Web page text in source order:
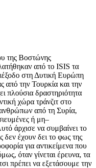
της Βοστώνης
από το ISIS τα
στη Δυτική Ευρώπη
από την Τουρκία και την
πλούσια δραστηριότητα
χώρα τράνζιτ στο
από τη Συρία,
ή μη–
άρχισε να συμβαίνει το
δεν έχουν δει το φως της
για αντικείμενα που
όταν γίνεται έρευνα, τα
πρέπει να εξετάσουμε την